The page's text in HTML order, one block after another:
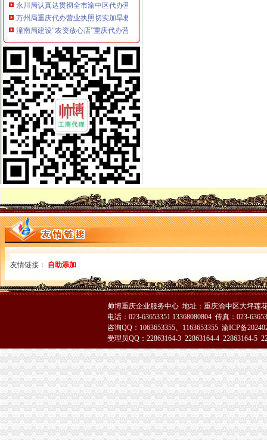
万州局重庆代办营业执照切实加旱救灾安全工作
潼南局建设“农资放心店”重庆代办营业执照服务县域蔬菜产业
全市渝中区工商代办工商部门支持4000返乡农民工自主创业 半年减费近百万
璧山县工商局重庆代办公司100多名干部奔赴火灾现场救火
忠县局狠抓“四点”渝中区代办公司整广告市场见成效
重庆渝中区
重庆渝中区一季度同比下降4.2%民列出三条防范建议-新闻频道-
重庆渝中区两路口重庆村社区卫生服务站周边的宾馆
重庆渝中区山城曲艺场介绍--重庆渝中区山城曲艺场演出信息-卖票网【
重庆代办营业执照
重庆营业执照遗失,补办流程及所需资料-时空商城交流版-时空网
公司是做品牌服装代理的,公司在成都办理的营业执照,在重庆设立
重庆锦钰财务咨询部：公司主营业务为代办工商执照、代理企业建账、
重庆代办公司
重庆代办公司验资报告,代办验资报告,验资报告代办费用-
重庆代办公司验资报告,代办验资报告,验资报告代办费用-
重庆公积金代办公司电话哪里有-家居装修互动问答
渝中区办执照
在杭州开饮食店要什么证-家居装修互动问答
重庆工商登记制度象：申办者钱不够要借高利贷_新闻中心_正义网
成都女子做祛斑手术一周后发红起痘（图）_大成网_腾讯网
拆迁安置问题_重庆市公开信箱
新闻动态-重庆慢牛工商咨询有限公司
重庆慢牛工商咨询有限公司_产品供应
工商银行重庆渝中邹容路网点信息地址_客服电话号码_营业时间查询
渝中区代办公司
Hempel汉帛女装品牌贵代理商_代理机构_中国时尚品牌网
重庆渝中工商注册代办价格浅析代理企业年检-商务服务-六安新闻网
重庆渝中千年电器代理|重庆渝中千年电器代理网站
工商动态
江津局着力加非公有制经济的渝中区代办营业执照建工作
友情链接： 自助添加
帅博重庆企业服务中心 地址：重庆渝中区大坪莲
电话：023-63653351 13368080804 传真：023-
咨询QQ：1063653355、1163653355 渝ICP备
受理员QQ：22863164-3 22863164-4 22863164-5